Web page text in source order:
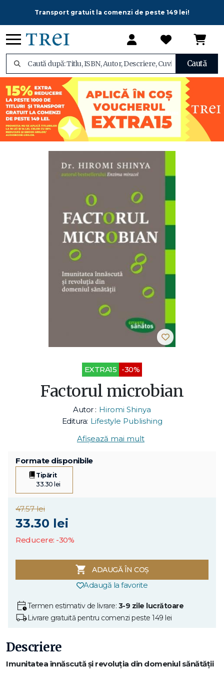
Transport gratuit la comenzi de peste 149 lei!
Caută
EXTRA15 -30%
Factorul microbian
Autor : Hiromi Shinya
Editura: Lifestyle Publishing
Afișează mai mult
Formate disponibile
Tipărit
33.30 lei
47.57 lei
33.30 lei
Reducere: -30%
ADAUGĂ ÎN COȘ
Adaugă la favorite
Termen estimativ de livrare: 3-9 zile lucrătoare
Livrare gratuită pentru comenzi peste 149 lei
Descriere
Imunitatea înnăscută și revoluția din domeniul sănătății